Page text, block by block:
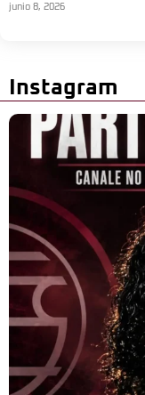
junio 8, 2026
Instagram